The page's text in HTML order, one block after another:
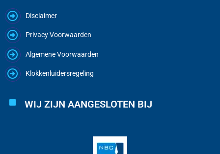
Disclaimer
Privacy Voorwaarden
Algemene Voorwaarden
Klokkenluidersregeling
WIJ ZIJN AANGESLOTEN BIJ